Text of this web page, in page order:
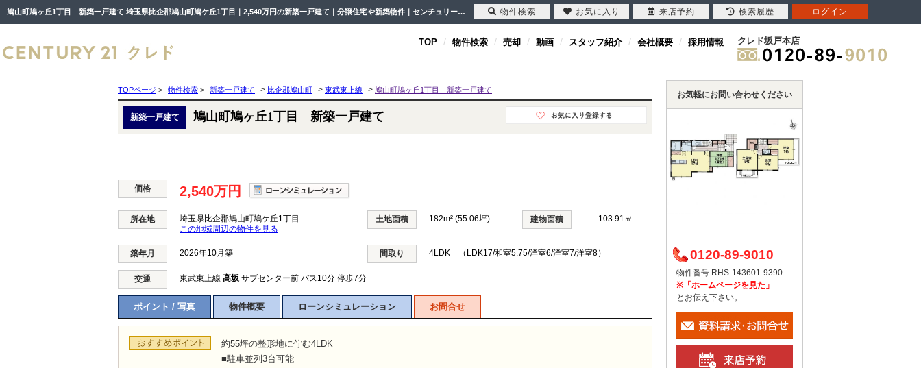
鳩山町鳩ヶ丘1丁目 新築一戸建て 埼玉県比企郡鳩山町鳩ケ丘1丁目｜2,540万円の新築一戸建て｜分譲住宅や新築物件｜センチュリー21クレド
TOP 物件検索 売却 動画 スタッフ紹介 会社概要 採用情報 クレド坂戸本店
TOPページ > 物件検索 > 新築一戸建て > 比企郡鳩山町 > 東武東上線 > 鳩山町鳩ヶ丘1丁目 新築一戸建て
新築一戸建て 鳩山町鳩ヶ丘1丁目 新築一戸建て
価格 2,540万円
所在地
埼玉県比企郡鳩山町鳩ケ丘1丁目
この地域周辺の物件を見る
土地面積 182m² (55.06坪) 建物面積 103.91㎡
築年月 2026年10月築 間取り 4LDK （LDK17/和室5.75/洋室6/洋室7/洋室8）
交通 東武東上線 高坂 サブセンター前 バス10分 停歩7分
ポイント / 写真 物件概要 ローンシミュレーション お問合せ
約55坪の整形地に佇む4LDK
■駐車並列3台可能
お気軽にお問い合わせください
0120-89-9010
物件番号 RHS-143601-9390
※「ホームページを見た」
とお伝え下さい。
物件検索 お気に入り 来店予約 検索履歴 ログイン